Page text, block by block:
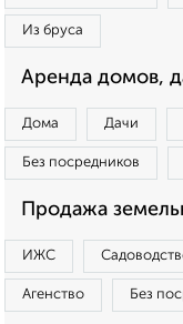
Из бруса
Аренда домов,
Дома Дачи
Без посредников
Продажа
ИЖС
Агенство Без